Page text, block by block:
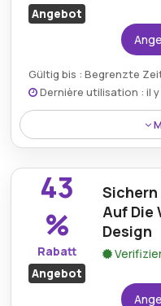
Angebot
Gültig bis : Begrenzte
Dernière utilisation : il y
Kaufen Sie den Joolz
günstigeren Kosten
und Qualität zu
43
%
Rabatt
Angebot
Sichern
Auf Die
Design